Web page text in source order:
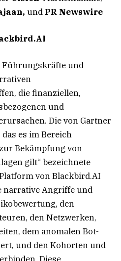
und PR Newswire
Führungskräfte und
die finanziellen,
und
Die von Gartner
es im Bereich
Bekämpfung von
gilt“ bezeichnete
von Blackbird.AI
narrative Angriffe und
den
den Netzwerken,
dem anomalen Bot-
und den Kohorten und